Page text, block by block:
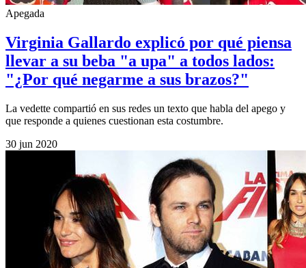
Apegada
Virginia Gallardo explicó por qué piensa
llevar a su beba "a upa" a todos lados:
"¿Por qué negarme a sus brazos?"
La vedette compartió en sus redes un texto que habla del apego y
que responde a quienes cuestionan esta costumbre.
30 jun 2020